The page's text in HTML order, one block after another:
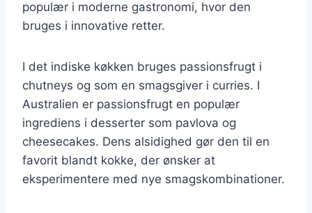
populær i moderne gastronomi, hvor den
bruges i innovative retter.
I det indiske køkken bruges passionsfrugt i
chutneys og som en smagsgiver i curries. I
Australien er passionsfrugt en populær
ingrediens i desserter som pavlova og
cheesecakes. Dens alsidighed gør den til en
favorit blandt kokke, der ønsker at
eksperimentere med nye smagskombinationer.